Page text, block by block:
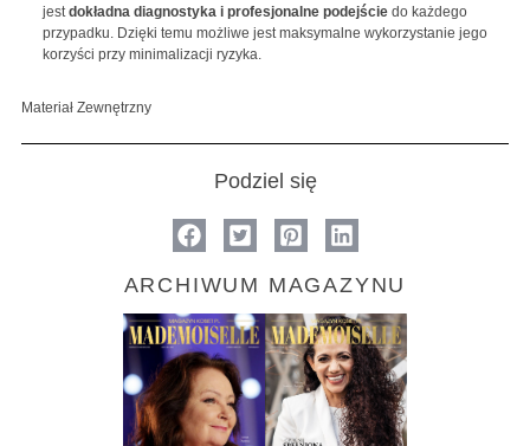
jestdokładna diagnostyka i profesjonalne podejściedo każdego
przypadku. Dzięki temu możliwe jest maksymalne wykorzystanie jego
korzyści przy minimalizacji ryzyka.
Materiał Zewnętrzny
Podziel się
ARCHIWUM MAGAZYNU